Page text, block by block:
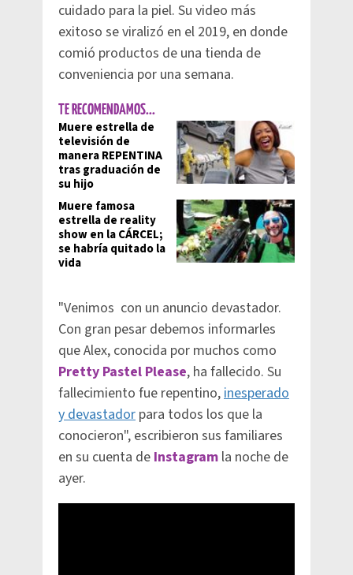
cuidado para la piel. Su video más
exitoso se viralizó en el 2019, en donde
comió productos de una tienda de
conveniencia por una semana.
TE RECOMENDAMOS...
Muere estrella de
televisión de
manera REPENTINA
tras graduación de
su hijo
Muere famosa
estrella de reality
show en la CÁRCEL;
se habría quitado la
vida
"Venimos con un anuncio devastador.
Con gran pesar debemos informarles
que Alex, conocida por muchos como
Pretty Pastel Please, ha fallecido. Su
fallecimiento fue repentino,inesperado
y devastador para todos los que la
conocieron", escribieron sus familiares
en su cuenta de Instagram la noche de
ayer.